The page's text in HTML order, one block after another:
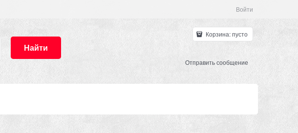
Войти
Найти
Корзина:пусто
Отправить сообщение